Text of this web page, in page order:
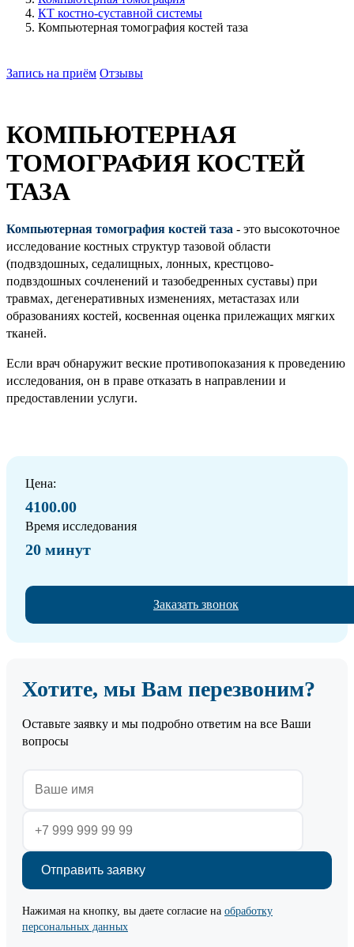
КТ костно-суставной системы
Компьютерная томография костей таза
КОМПЬЮТЕРНАЯ
ТОМОГРАФИЯ КОСТЕЙ
ТАЗА
Запись на приём Отзывы
Компьютерная томография костей таза - это высокоточное
исследование костных структур тазовой области
(подвздошных, седалищных, лонных, крестцово-
подвздошных сочленений и тазобедренных суставы) при
травмах, дегенеративных изменениях, метастазах или
образованиях костей, косвенная оценка прилежащих мягких
тканей.
Если врач обнаружит веские противопоказания к проведению
исследования, он в праве отказать в направлении и
предоставлении услуги.
Цена:
4100.00
Время исследования
20 минут
Заказать звонок
Хотите, мы Вам перезвоним?
Оставьте заявку и мы подробно ответим на все Ваши
вопросы
Нажимая на кнопку, вы даете согласие на обработку
персональных данных